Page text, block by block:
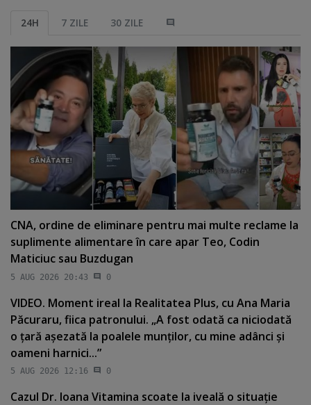
24H 7 ZILE 30 ZILE
CNA, ordine de eliminare pentru mai multe reclame la
suplimente alimentare în care apar Teo, Codin
Maticiuc sau Buzdugan
5 AUG 2026 20:43 0
VIDEO. Moment ireal la Realitatea Plus, cu Ana Maria
Păcuraru, fiica patronului. „A fost odată ca niciodată
o ţară aşezată la poalele munţilor, cu mine adânci şi
oameni harnici...”
5 AUG 2026 12:16 0
Cazul Dr. Ioana Vitamina scoate la iveală o situaţie